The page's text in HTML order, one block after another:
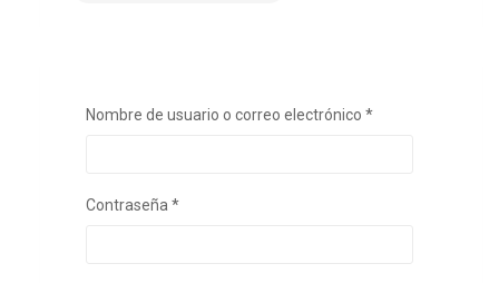
Nombre de usuario o correo electrónico *Obligatorio
Contraseña *Obligatorio